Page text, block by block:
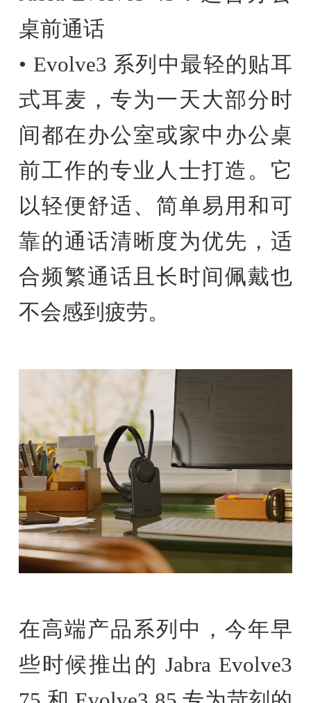
桌前通话
• Evolve3 系列中最轻的贴耳
式耳麦，专为一天大部分时
间都在办公室或家中办公桌
前工作的专业人士打造。它
以轻便舒适、简单易用和可
靠的通话清晰度为优先，适
合频繁通话且长时间佩戴也
不会感到疲劳。
在高端产品系列中，今年早
些时候推出的 Jabra Evolve3